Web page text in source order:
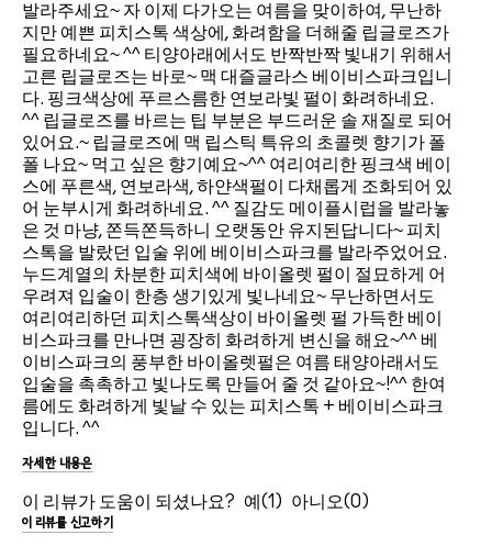
발라주세요~ 자 이제 다가오는 여름을 맞이하여, 무난하
지만 예쁜 피치스톡 색상에, 화려함을 더해줄 립글로즈가
필요하네요~ ^^ 티양아래에서도 반짝반짝 빛내기 위해서
고른 립글로즈는 바로~ 맥 대즐글라스 베이비스파크입니
다. 핑크색상에 푸르스름한 연보라빛 펄이 화려하네요.
^^ 립글로즈를 바르는 팁 부분은 부드러운 솔 재질로 되어
있어요.~ 립글로즈에 맥 립스틱 특유의 초콜렛 향기가 폴
폴 나요~ 먹고 싶은 향기예요~^^ 여리여리한 핑크색 베이
스에 푸른색, 연보라색, 하얀색펄이 다채롭게 조화되어 있
어 눈부시게 화려하네요. ^^ 질감도 메이플시럽을 발라놓
은 것 마냥, 쫀득쫀득하니 오랫동안 유지된답니다~ 피치
스톡을 발랐던 입술 위에 베이비스파크를 발라주었어요.
누드계열의 차분한 피치색에 바이올렛 펄이 절묘하게 어
우려져 입술이 한층 생기있게 빛나네요~ 무난하면서도
여리여리하던 피치스톡색상이 바이올렛 펄 가득한 베이
비스파크를 만나면 굉장히 화려하게 변신을 해요~^^ 베
이비스파크의 풍부한 바이올렛펄은 여름 태양아래서도
입술을 촉촉하고 빛나도록 만들어 줄 것 같아요~!^^ 한여
름에도 화려하게 빛날 수 있는 피치스톡 + 베이비스파크
입니다. ^^
자세한 내용은
이 리뷰가 도움이 되셨나요? 1 0
이 리뷰를 신고하기